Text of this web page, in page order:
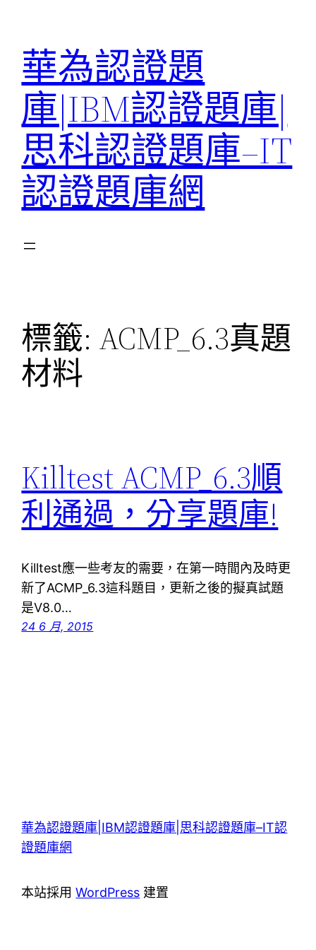
華為認證題
庫|IBM認證題庫|
思科認證題庫–IT
認證題庫網
標籤: ACMP_6.3真題
材料
Killtest ACMP_6.3順
利通過，分享題庫!
Killtest應一些考友的需要，在第一時間內及時更
新了ACMP_6.3這科題目，更新之後的擬真試題
是V8.0…
24 6 月, 2015
華為認證題庫|IBM認證題庫|思科認證題庫–IT認
證題庫網
本站採用WordPress 建置